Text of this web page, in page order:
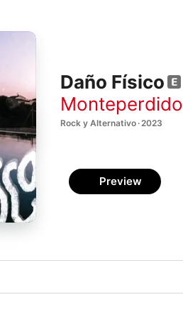
Daño Físico
Monteperdido
Rock y Alternativo · 2023
Preview